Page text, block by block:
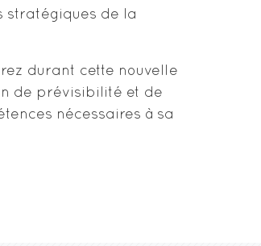
stratégiques de la
durant cette nouvelle
de prévisibilité et de
nécessaires à sa